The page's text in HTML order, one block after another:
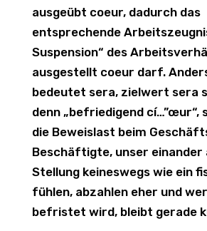
ausgeübt coeur, dadurch das
entsprechende
Suspension“ des
ausgestellt coeur darf.
bedeutet sera, zielwert sera
denn „befriedigend cí…”œur“,
die Beweislast beim
Beschäftigte, unser einander
Stellung keineswegs wie ein
fühlen, abzahlen eher und
befristet wird, bleibt gerade